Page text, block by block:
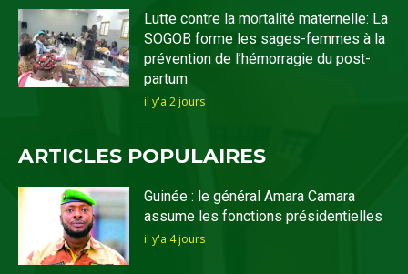
Lutte contre la mortalité maternelle: La
SOGOB forme les sages-femmes à la
prévention de l’hémorragie du post-
partum
il y'a 2 jours
ARTICLES POPULAIRES
Guinée : le général Amara Camara
assume les fonctions présidentielles
il y'a 4 jours